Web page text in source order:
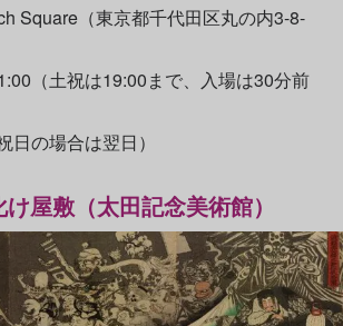
Square（東京都千代田区丸の内3-8-
（土祝は19:00まで、入場は30分前
日の場合は翌日）
屋敷（太田記念美術館）